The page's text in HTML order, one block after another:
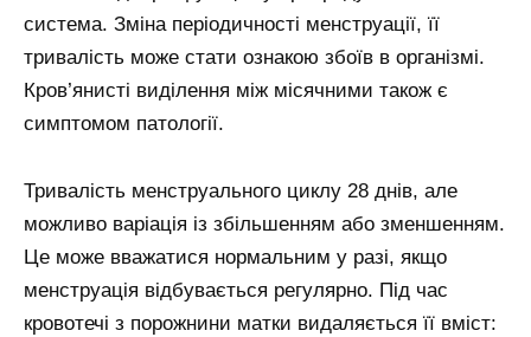
система. Зміна періодичності менструації, її
тривалість може стати ознакою збоїв в організмі.
Кров’янисті виділення між місячними також є
симптомом патології.
Тривалість менструального циклу 28 днів, але
можливо варіація із збільшенням або зменшенням.
Це може вважатися нормальним у разі, якщо
менструація відбувається регулярно. Під час
кровотечі з порожнини матки видаляється її вміст: